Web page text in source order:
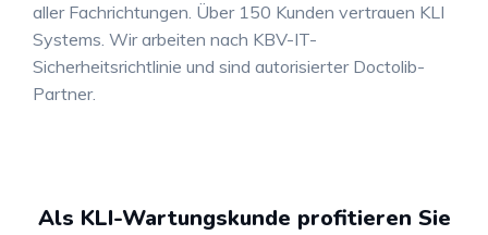
aller Fachrichtungen. Über 150 Kunden vertrauen KLI
Systems. Wir arbeiten nach KBV-IT-
Sicherheitsrichtlinie und sind autorisierter Doctolib-
Partner.
Als KLI-Wartungskunde profitieren Sie